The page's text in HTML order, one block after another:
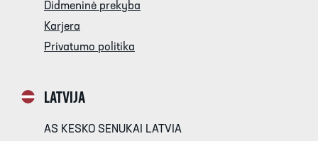
Didmeninė prekyba
Karjera
Privatumo politika
LATVIJA
AS KESKO SENUKAI LATVIA